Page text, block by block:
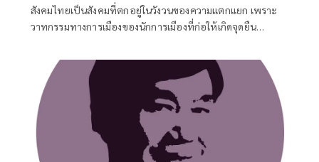
สังคมไทยเป็นสังคมที่ตกอยู่ในวังวนของความแตกแยก เพราะ
วาทกรรมทางการเมืองของนักการเมืองที่ก่อให้เกิดจุดยืน
ไม่ขอเรียกว่าอุดมการณ์ทางการเมือง เพราะที่แตกแยกกันอยู่ทุก
วันนี้เป็นเรื่องของจุดยืนทางการเมืองที่ก่อให้เกิดกีฬาสี ที่แต่ละสี
ไม่อาจจะเป็นมิตรกันได้